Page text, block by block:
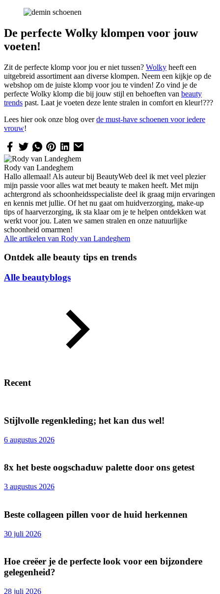
De perfecte Wolky klompen voor jouw
voeten!
Zit de perfecte klomp voor jou er niet tussen? Wolky heeft een
uitgebreid assortiment aan diverse klompen. Neem een kijkje op de
webshop om de juiste klomp voor jou te vinden! Zo vind je de
perfecte Wolky klomp die bij jouw stijl en behoeften van beauty
trends past. Laat je voeten deze lente stralen in comfort en kleur!???
Lees hier ook onze blog overde must-have schoenen voor iedere
vrouw!
Rody van Landeghem
Hallo allemaal! Als auteur bij BeautyWeb deel ik met veel plezier
mijn passie voor alles wat met beauty te maken heeft. Met mijn
achtergrond als schoonheidsspecialiste deel ik graag mijn ervaringen
en kennis met jullie. Of het nu gaat om huidverzorging, make-up
tips of haarverzorging, ik sta klaar om je te helpen ontdekken wat
werkt voor jou. Laten we samen stralen en onze natuurlijke
schoonheid omarmen!
Alle artikelen van Rody van Landeghem
Ontdek alle beauty tips en trends
Alle beautyblogs
Recent
Stijlvolle regenkleding; het kan dus wel!
6 augustus 2026
8x het beste oogschaduw palette door ons getest
3 augustus 2026
Beste collageen pillen voor de huid herkennen
30 juli 2026
Hoe creëer je de perfecte look voor een bijzondere
gelegenheid?
28 juli 2026